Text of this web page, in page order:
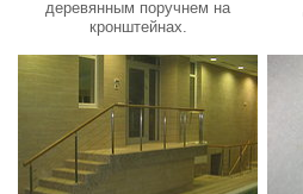
деревянным поручнем на
кронштейнах.